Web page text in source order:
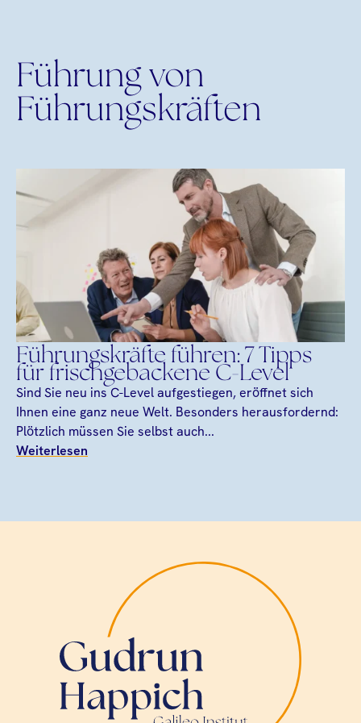
Führung von
Führungskräften
Führungskräfte führen: 7 Tipps
für frischgebackene C-Level
Sind Sie neu ins C-Level aufgestiegen, eröffnet sich
Ihnen eine ganz neue Welt. Besonders herausfordernd:
Plötzlich müssen Sie selbst auch...
Weiterlesen